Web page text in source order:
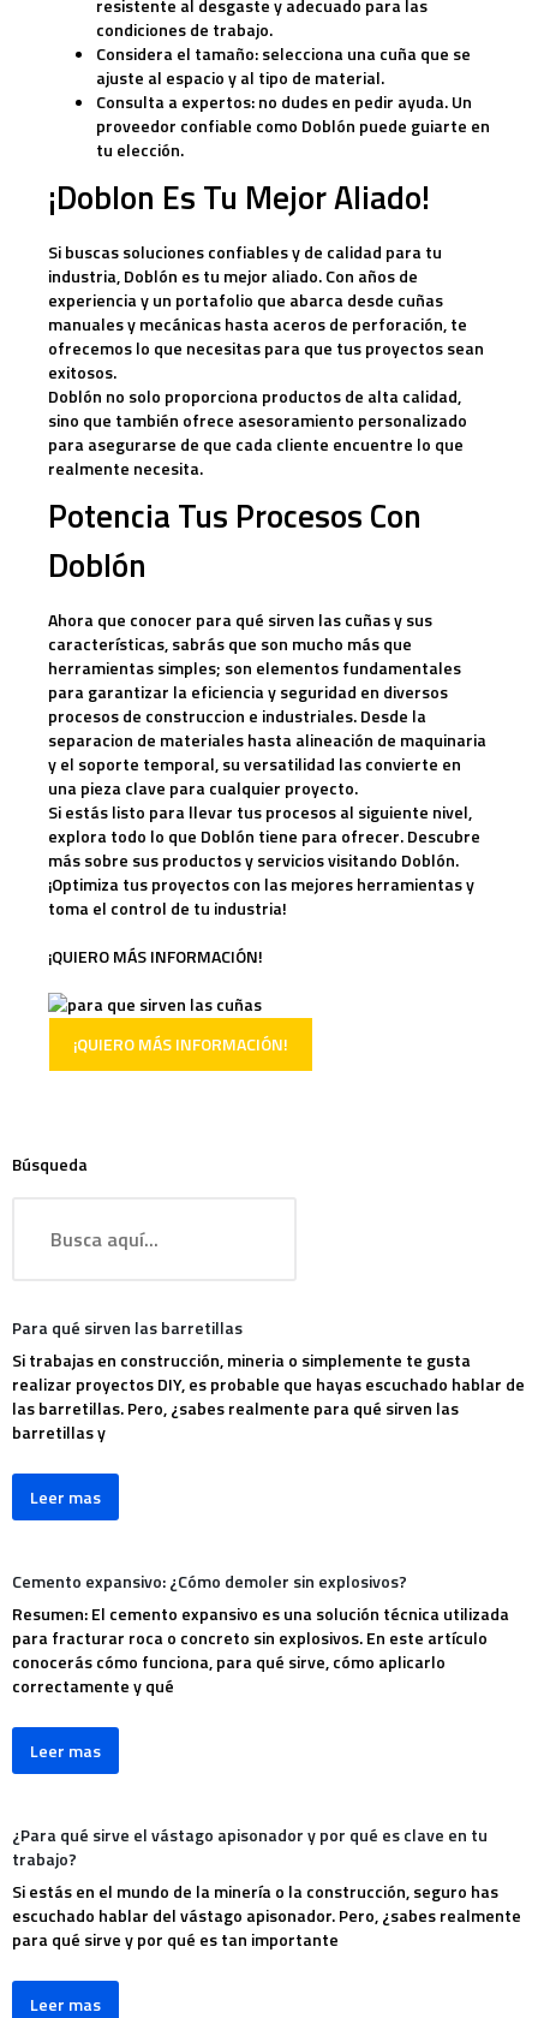
resistente al desgaste y adecuado para las
condiciones de trabajo.
Considera el tamaño:selecciona una cuña que se
ajuste al espacio y al tipo de material.
Consulta a expertos:no dudes en pedir ayuda. Un
proveedor confiable como Doblón puede guiarte en
tu elección.
¡Doblon Es Tu Mejor Aliado!
Si buscas soluciones confiables y de calidad para tu
industria, Doblón es tu mejor aliado. Con años de
experiencia y un portafolio que abarca desde cuñas
manuales y mecánicas hasta aceros de perforación, te
ofrecemos lo que necesitas para que tus proyectos sean
exitosos.
Doblón no solo proporciona productos de alta calidad,
sino que también ofrece asesoramiento personalizado
para asegurarse de que cada cliente encuentre lo que
realmente necesita.
Potencia Tus Procesos Con
Doblón
Ahora que conocer para qué sirven las cuñas y sus
características, sabrás que son mucho más que
herramientas simples; son elementos fundamentales
para garantizar la eficiencia y seguridad en diversos
procesos de construccion e industriales.Desde la
separacion de materiales hasta alineación de maquinaria
y el soporte temporal, su versatilidad las convierte en
una pieza clave para cualquier proyecto.
Si estás listo para llevar tus procesos al siguiente nivel,
explora todo lo que Doblón tiene para ofrecer. Descubre
más sobre sus productos y servicios visitando Doblón.
¡Optimiza tus proyectos con las mejores herramientas y
toma el control de tu industria!
¡QUIERO MÁS INFORMACIÓN!
¡QUIERO MÁS INFORMACIÓN!
Búsqueda
Para qué sirven las barretillas
Si trabajas en construcción, mineria o simplemente te gusta
realizar proyectos DIY, es probable que hayas escuchado hablar de
las barretillas. Pero, ¿sabes realmente para qué sirven las
barretillas y
Leer mas
Cemento expansivo: ¿Cómo demoler sin explosivos?
Resumen: El cemento expansivo es una solución técnica utilizada
para fracturar roca o concreto sin explosivos. En este artículo
conocerás cómo funciona, para qué sirve, cómo aplicarlo
correctamente y qué
Leer mas
¿Para qué sirve el vástago apisonador y por qué es clave en tu
trabajo?
Si estás en el mundo de la minería o la construcción, seguro has
escuchado hablar del vástago apisonador. Pero, ¿sabes realmente
para qué sirve y por qué es tan importante
Leer mas